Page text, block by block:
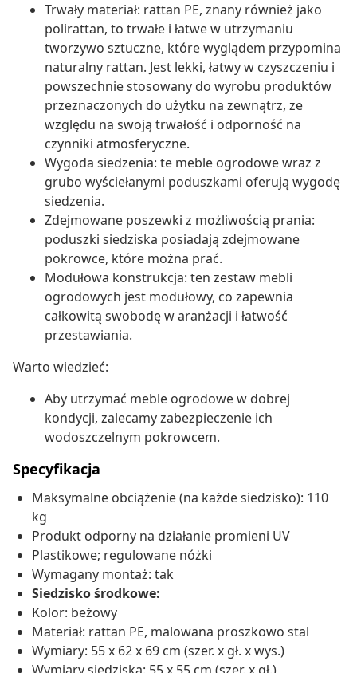
Trwały materiał: rattan PE, znany również jako
polirattan, to trwałe i łatwe w utrzymaniu
tworzywo sztuczne, które wyglądem przypomina
naturalny rattan. Jest lekki, łatwy w czyszczeniu i
powszechnie stosowany do wyrobu produktów
przeznaczonych do użytku na zewnątrz, ze
względu na swoją trwałość i odporność na
czynniki atmosferyczne.
Wygoda siedzenia: te meble ogrodowe wraz z
grubo wyściełanymi poduszkami oferują wygodę
siedzenia.
Zdejmowane poszewki z możliwością prania:
poduszki siedziska posiadają zdejmowane
pokrowce, które można prać.
Modułowa konstrukcja: ten zestaw mebli
ogrodowych jest modułowy, co zapewnia
całkowitą swobodę w aranżacji i łatwość
przestawiania.
Warto wiedzieć:
Aby utrzymać meble ogrodowe w dobrej
kondycji, zalecamy zabezpieczenie ich
wodoszczelnym pokrowcem.
Specyfikacja
Maksymalne obciążenie (na każde siedzisko): 110
kg
Produkt odporny na działanie promieni UV
Plastikowe; regulowane nóżki
Wymagany montaż: tak
Siedzisko środkowe:
Kolor: beżowy
Materiał: rattan PE, malowana proszkowo stal
Wymiary: 55 x 62 x 69 cm (szer. x gł. x wys.)